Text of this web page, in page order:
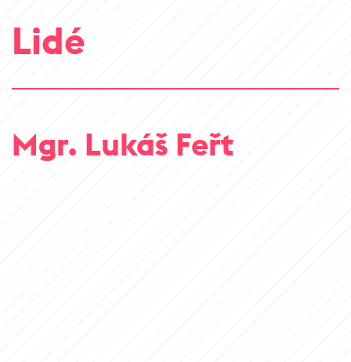
Lidé
Mgr. Lukáš Feřt